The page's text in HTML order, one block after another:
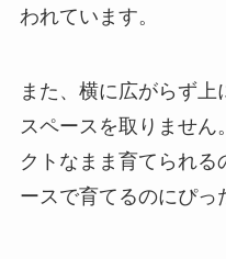
われています。
また、横に広がらず上
スペースを取りません。
クトなまま育てられ
ースで育てるのにぴっ